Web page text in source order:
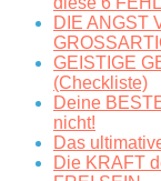
DIE ANGST
GEISTIGE
(Checkliste)
Deine
nicht!
Das
Die KRAFT